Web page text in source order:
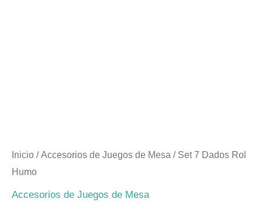
Inicio /Accesorios de Juegos de Mesa / Set 7 Dados Rol
Humo
Accesorios de Juegos de Mesa